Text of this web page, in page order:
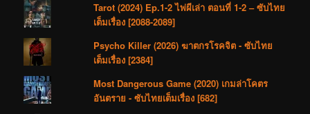
Tarot (2024) Ep.1-2 ไพ่ผีเล่า ตอนที่ 1-2 – ซับไทย
เต็มเรื่อง [2088-2089]
Psycho Killer (2026) ฆาตกรโรคจิต - ซับไทย
เต็มเรื่อง [2384]
Most Dangerous Game (2020) เกมล่าโคตร
อันตราย - ซับไทยเต็มเรื่อง [682]